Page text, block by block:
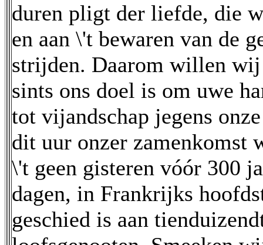
duren pligt der liefde, die
en aan \'t bewaren van de
strijden. Daarom willen
sints ons doel is om uwe
tot vijandschap jegens
dit uur onzer zamenkomst
\'t geen gisteren vóór 300
dagen, in Frankrijks
geschied is aan